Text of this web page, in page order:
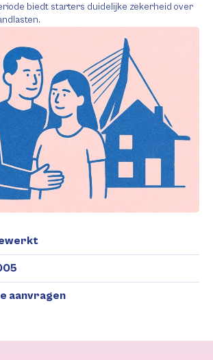
biedt starters duidelijke zekerheid over
aanvragen